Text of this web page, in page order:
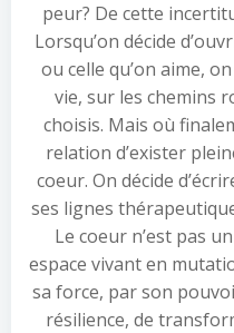
peur? De cette
Lorsqu’on décide
ou celle qu’on aime,
vie, sur les chemins
choisis. Mais où
relation d’exister
coeur. On décide
ses lignes
Le coeur n’est pas
espace vivant en
sa force, par son
résilience, de